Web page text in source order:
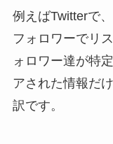
例えばTwitterで
フォロワーでリ
ォロワー達が特
アされた情報だ
訳です。